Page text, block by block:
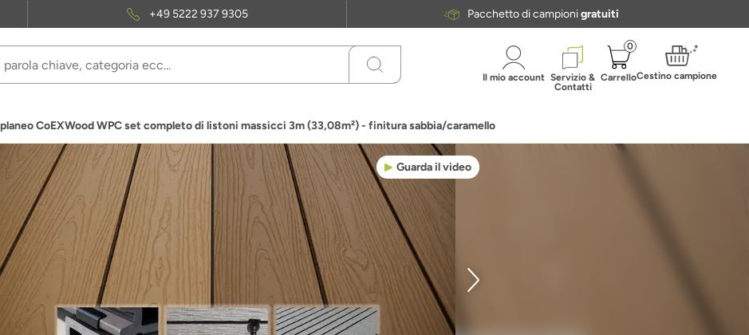
+49 5222 937 9305 Pacchetto di campionigratuiti
Il mio account Servizio &
Contatti
0
CarrelloCestino campione
planeo CoEXWood WPC set completo di listoni massicci 3m (33,08m²) - finitura sabbia/caramello
Guarda il video